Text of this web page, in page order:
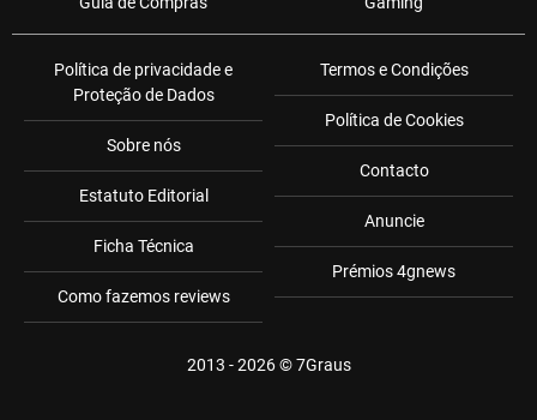
Política de privacidade e
Proteção de Dados
Sobre nós
Estatuto Editorial
Ficha Técnica
Como fazemos reviews
Termos e Condições
Política de Cookies
Contacto
Anuncie
Prémios 4gnews
2013 - 2026 ©7Graus